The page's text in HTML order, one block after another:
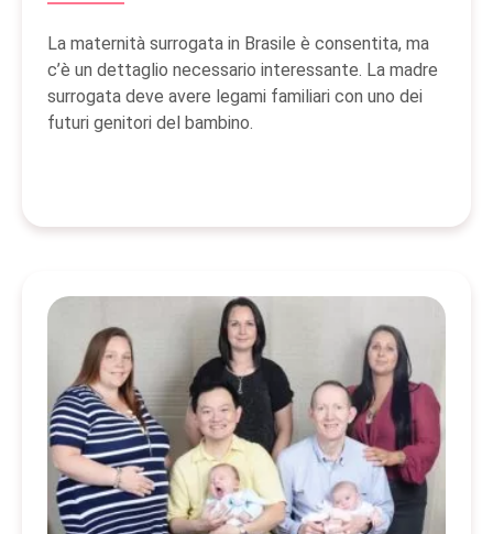
La maternità surrogata in Brasile è consentita, ma
c’è un dettaglio necessario interessante. La madre
surrogata deve avere legami familiari con uno dei
futuri genitori del bambino.